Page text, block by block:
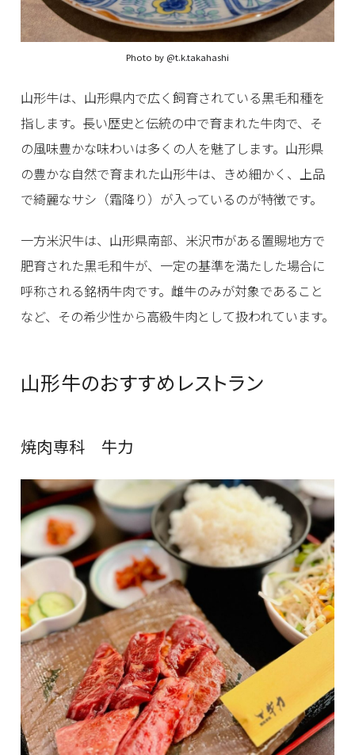
Photo by @t.k.takahashi
山形牛は、山形県内で広く飼育されている黒毛和種を
指します。長い歴史と伝統の中で育まれた牛肉で、そ
の風味豊かな味わいは多くの人を魅了します。山形県
の豊かな自然で育まれた山形牛は、きめ細かく、上品
で綺麗なサシ（霜降り）が入っているのが特徴です。
一方米沢牛は、山形県南部、米沢市がある置賜地方で
肥育された黒毛和牛が、一定の基準を満たした場合に
呼称される銘柄牛肉です。雌牛のみが対象であること
など、その希少性から高級牛肉として扱われています。
山形牛のおすすめレストラン
焼肉専科 牛力